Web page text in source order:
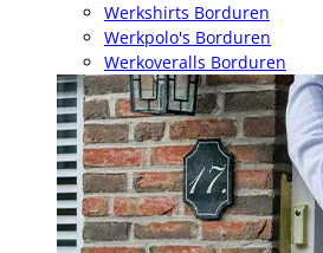
Werkshirts Borduren
Werkpolo's Borduren
Werkoveralls Borduren